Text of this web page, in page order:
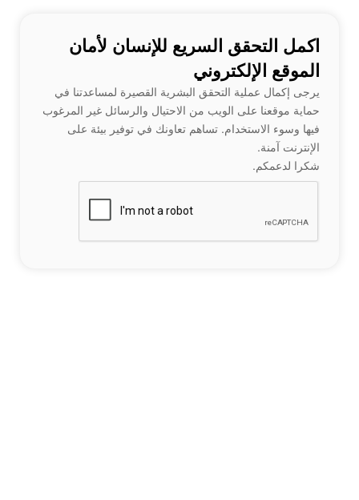
اكمل التحقق السريع للإنسان لأمان
الموقع الإلكتروني
يرجى إكمال عملية التحقق البشرية القصيرة لمساعدتنا في
حماية موقعنا على الويب من الاحتيال والرسائل غير المرغوب
فيها وسوء الاستخدام. تساهم تعاونك في توفير بيئة على
الإنترنت آمنة.
شكرا لدعمكم.